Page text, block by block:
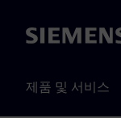
Siemens
제품 및 서비스